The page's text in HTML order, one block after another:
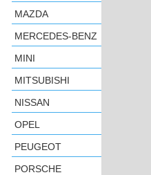
MAZDA
MERCEDES-BENZ
MINI
MITSUBISHI
NISSAN
OPEL
PEUGEOT
PORSCHE